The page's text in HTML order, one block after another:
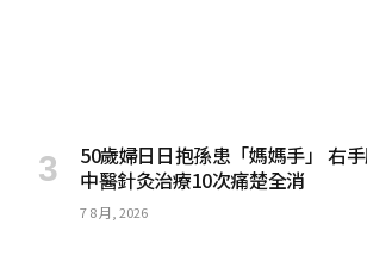
50歲婦日日抱孫患「媽媽手」 右
中醫針灸治療10次痛楚全消
7 8 月, 2026